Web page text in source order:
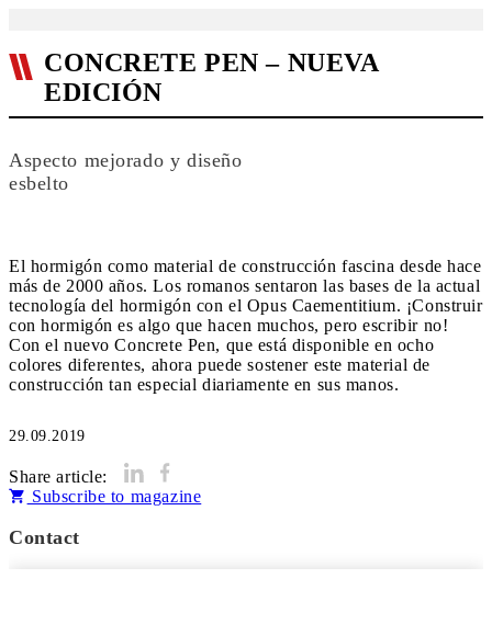
CONCRETE PEN – NUEVA
EDICIÓN
Aspecto mejorado y diseño
esbelto
El hormigón como material de construcción fascina desde hace
más de 2000 años. Los romanos sentaron las bases de la actual
tecnología del hormigón con el Opus Caementitium. ¡Construir
con hormigón es algo que hacen muchos, pero escribir no!
Con el nuevo Concrete Pen, que está disponible en ocho
colores diferentes, ahora puede sostener este material de
construcción tan especial diariamente en sus manos.
29.09.2019
Share article:
Subscribe to magazine
Contact